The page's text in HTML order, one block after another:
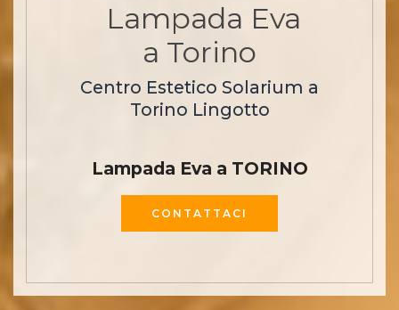
Lampada Eva
a Torino
Centro Estetico Solarium a
Torino Lingotto
Lampada Eva a TORINO
CONTATTACI